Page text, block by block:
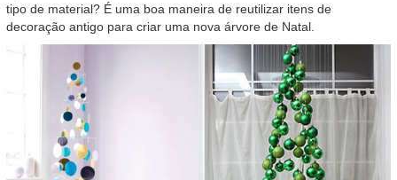
tipo de material? É uma boa maneira de reutilizar itens de
decoração antigo para criar uma nova árvore de Natal.